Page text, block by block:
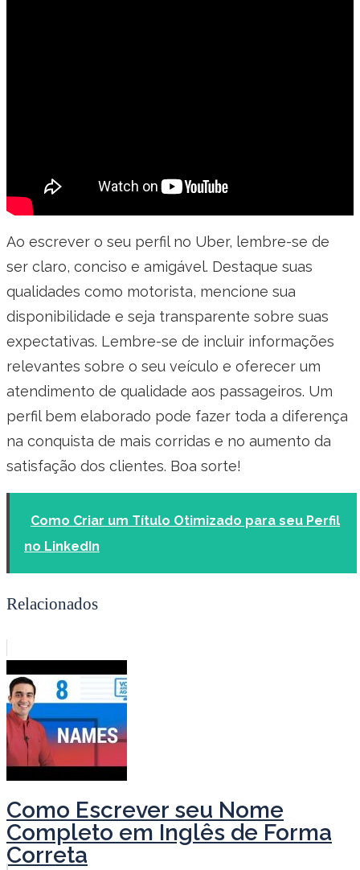
Ao escrever o seu perfil no Uber, lembre-se de
ser claro, conciso e amigável. Destaque suas
qualidades como motorista, mencione sua
disponibilidade e seja transparente sobre suas
expectativas. Lembre-se de incluir informações
relevantes sobre o seu veículo e oferecer um
atendimento de qualidade aos passageiros. Um
perfil bem elaborado pode fazer toda a diferença
na conquista de mais corridas e no aumento da
satisfação dos clientes. Boa sorte!
Como Criar um Título Otimizado para seu Perfil
no LinkedIn
Relacionados
Como Escrever seu Nome
Completo em Inglês de Forma
Correta